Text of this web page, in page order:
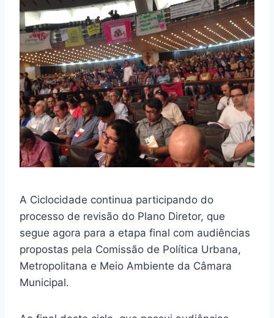
A Ciclocidade continua participando do
processo de revisão do Plano Diretor, que
segue agora para a etapa final com audiências
propostas pela Comissão de Política Urbana,
Metropolitana e Meio Ambiente da Câmara
Municipal.